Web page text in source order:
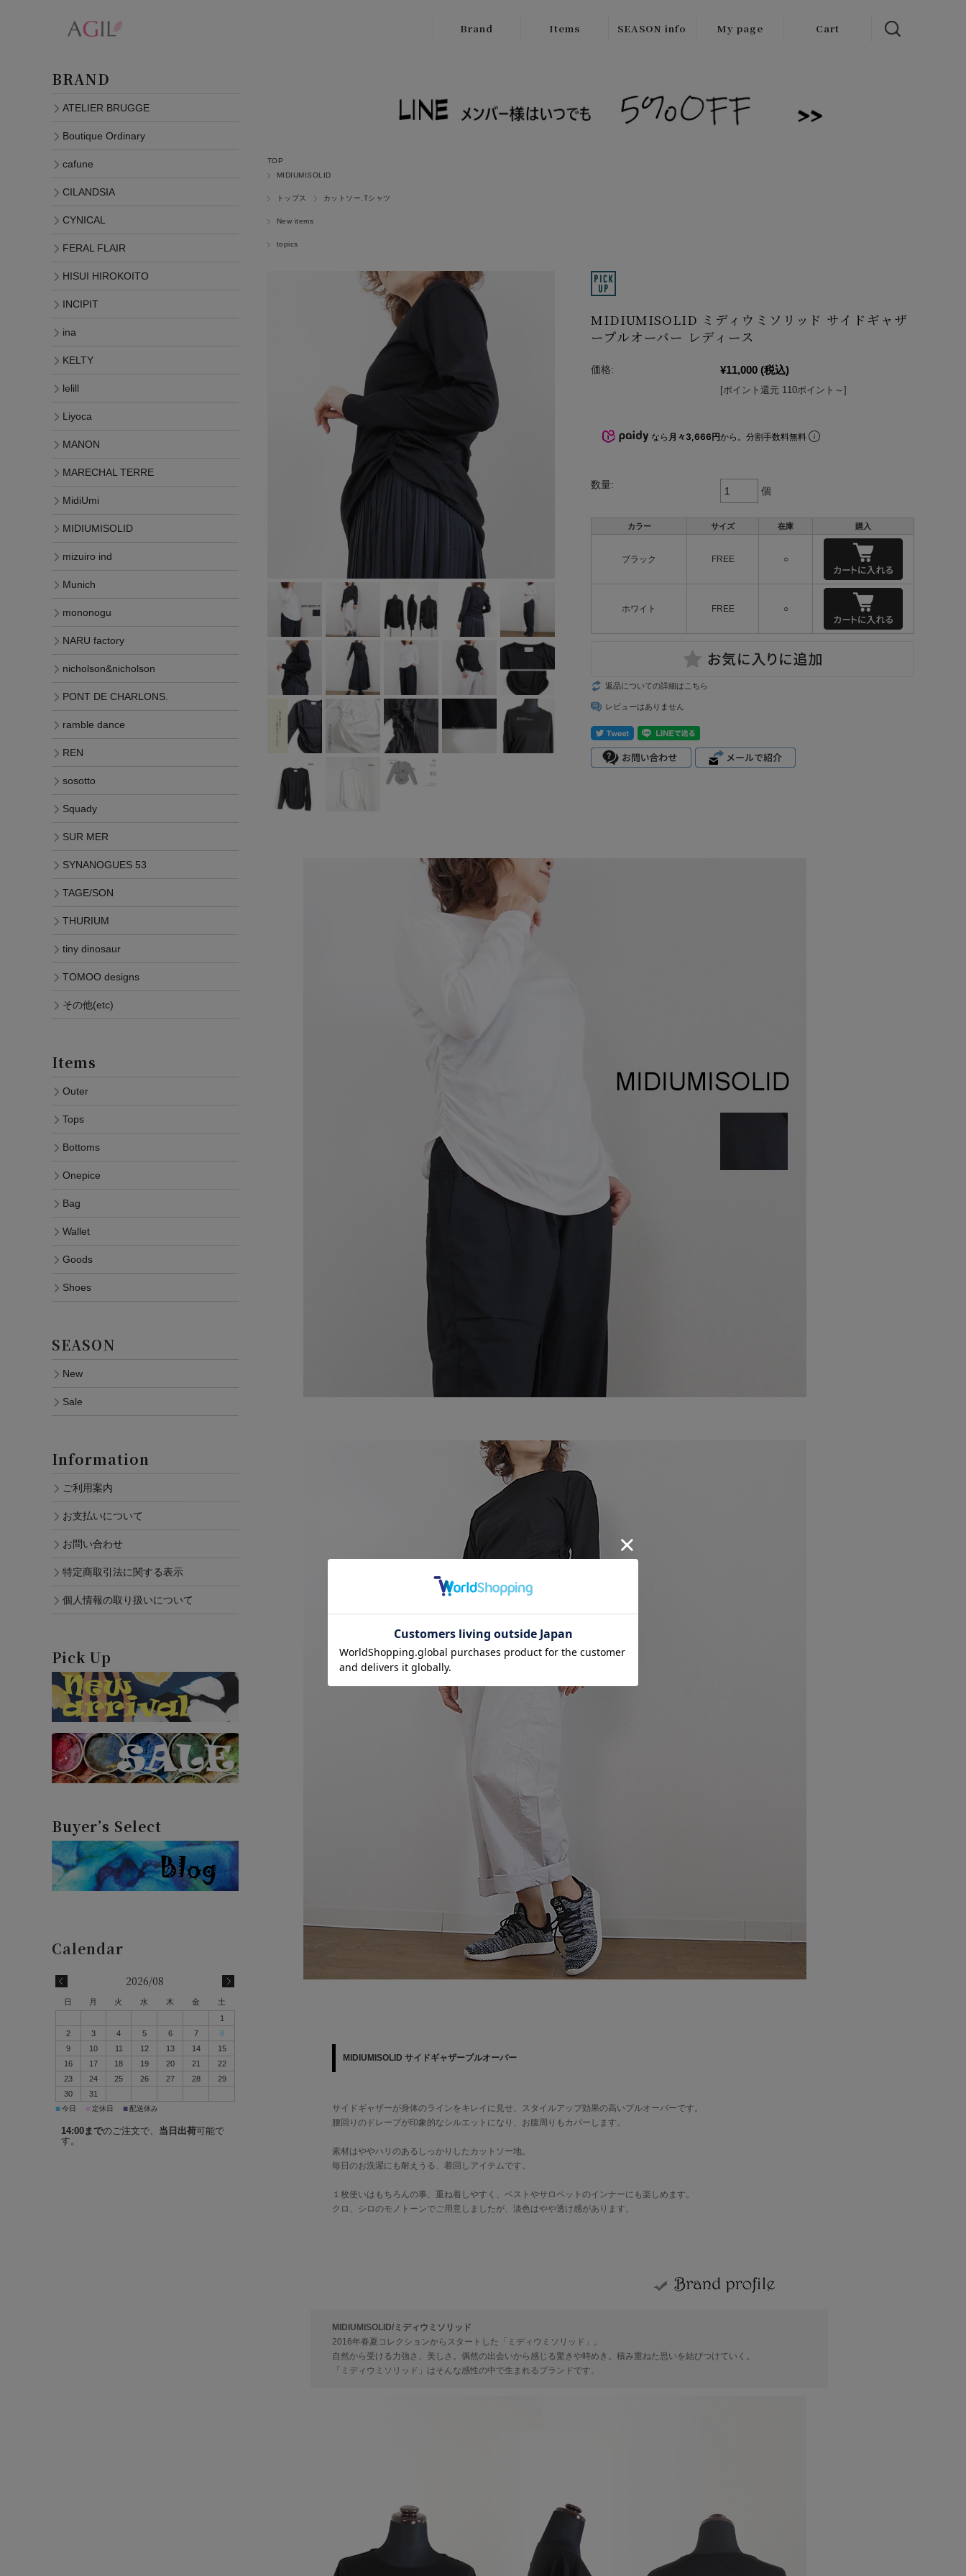
Brand
Boutique
HISUI
HIROKOITO
INCIPIT
lelill
Liyoca
MANON
MARECHAL
TERRE
MidiUmi
MIDIUMISOL
mizuiro ind
mononogu
ramble dance
REN
SYNANOGUE
tiny dinosaur
TOMOO
designs
Items SEASON info
SALE/Outlet
My page Cart
TOP
MIDIUMISOLID
トップス カットソー,Tシャツ
New items
topics
MIDIUMISOLID ミディウミソリッド サイドギャザ
ープルオーバー レディース
価格: ¥11,000 (税込)
[ポイント還元 110ポイント～]
なら 月々3,666円から。分割手数料無料
数量:
個
カラー サイズ 在庫 購入
ブラック FREE ○
ホワイト FREE ○
返品についての詳細はこちら
レビューはありません
MIDIUMISOLID サイドギャザープルオーバー
サイドギャザーが身体のラインをキレイに見せ、スタイルアップ効果の高いプルオーバーです。
腰回りのドレープが印象的なシルエットになり、お腹周りもカバーします。
素材はややハリのあるしっかりしたカットソー地。
毎日のお洗濯にも耐えうる、着回しアイテムです。
１枚使いはもちろんの事、重ね着しやすく、ベストやサロペットのインナーにも楽しめます。
クロ、シロのモノトーンでご用意しましたが、淡色はやや透け感があります。
MIDIUMISOLID/ミディウミソリッド
2016年春夏コレクションからスタートした「ミディウミソリッド」。
自然から受ける力強さ、美しさ。偶然の出会いから感じる驚きや時めき。積み重ねた思いを結びつけていく。
「ミディウミソリッド」はそんな感性の中で生まれるブランドです。
BRAND
ATELIER BRUGGE
Boutique Ordinary
cafune
CILANDSIA
CYNICAL
FERAL FLAIR
HISUI HIROKOITO
INCIPIT
ina
KELTY
lelill
Liyoca
MANON
MARECHAL TERRE
MidiUmi
MIDIUMISOLID
mizuiro ind
Munich
mononogu
NARU factory
nicholson&nicholson
PONT DE CHARLONS.
ramble dance
REN
sosotto
Squady
SUR MER
SYNANOGUES 53
TAGE/SON
THURIUM
tiny dinosaur
TOMOO designs
その他(etc)
Items
Outer
Tops
Bottoms
Onepice
Bag
Wallet
Goods
Shoes
SEASON
New
Sale
Information
ご利用案内
お支払いについて
お問い合わせ
特定商取引法に関する表示
個人情報の取り扱いについて
Pick Up
Buyer’s Select
2026/08
日 月 火 水 木 金
土
1
2
3 4 5 6 7
8
9
10 11 12 13 14
15
16
17 18 19 20 21
22
23
24 25 26 27 28
29
30
31
■今日 ■ 定休日 ■配送休み
14:00までのご注文で、 当日出荷可能で
す。